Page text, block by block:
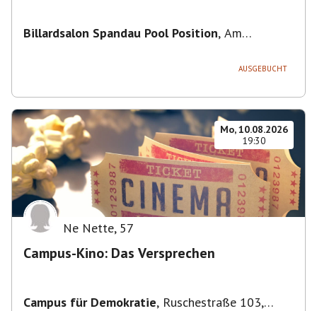
Billardsalon Spandau Pool Position, Am
AUSGEBUCHT
Mo, 10.08.2026
19:30
Ne Nette, 57
Campus-Kino: Das Versprechen
Campus für Demokratie, Ruschestraße 103,